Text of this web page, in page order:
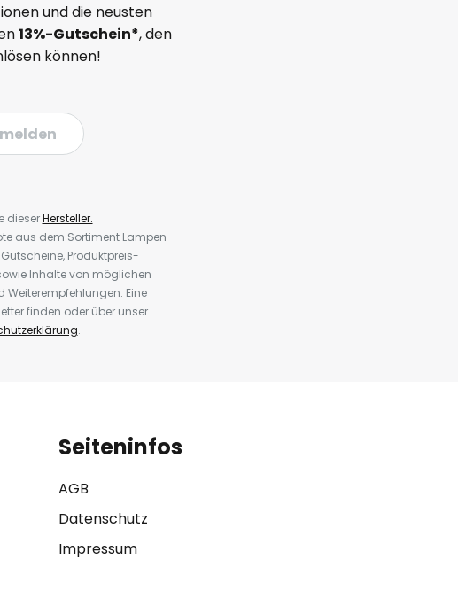
und die neusten
13%-Gutschein*, den
können!
dieserHersteller.
aus dem Sortiment Lampen
Produktpreis-
Inhalte von möglichen
Eine
finden oder über unser
.
Seiteninfos
AGB
Datenschutz
Impressum